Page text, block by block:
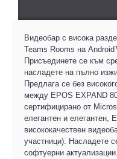
Видеобар с висока
Teams Rooms на
Присъединете се към
насладете на пълно
Предлага се без
между EPOS EXPAND
сертифицирано от
елегантен и елегантен,
висококачествен
участници). Насладете
софтуерни актуализации.